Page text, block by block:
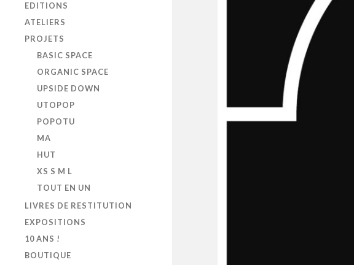
EDITIONS
ATELIERS
PROJETS
BASIC SPACE
ORGANIC SPACE
UPSIDE DOWN
UTOPOP
POPOTU
MA
HUT
XS S M L
TOUT EN UN
LIVRES DE RESTITUTION
EXPOSITIONS
10 ANS !
BOUTIQUE